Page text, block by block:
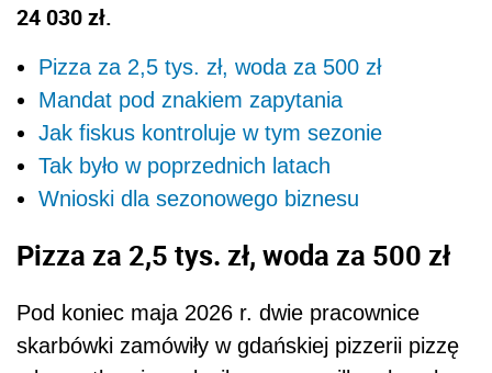
24 030 zł.
Pizza za 2,5 tys. zł, woda za 500 zł
Mandat pod znakiem zapytania
Jak fiskus kontroluje w tym sezonie
Tak było w poprzednich latach
Wnioski dla sezonowego biznesu
Pizza za 2,5 tys. zł, woda za 500 zł
Pod koniec maja 2026 r. dwie pracownice
skarbówki zamówiły w gdańskiej pizzerii pizzę